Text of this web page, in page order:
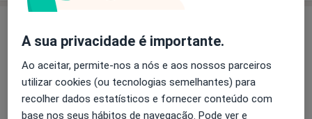
A Clínica Jardins do Castelo, Soc. Unip. Lda., é um
projeto de empreendedorismo sustentado num
serviço competitivo e de capital humano especializado,
e experiente, que pretende suprir algumas falhas na
A sua privacidade é importante.
Ao aceitar, permite-nos a nós e aos nossos parceiros
utilizar cookies (ou tecnologias semelhantes) para
recolher dados estatísticos e fornecer conteúdo com
base nos seus hábitos de navegação. Pode ver e